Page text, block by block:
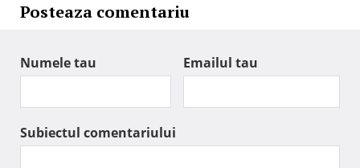
Posteaza comentariu
Numele tau Emailul tau
Subiectul comentariului